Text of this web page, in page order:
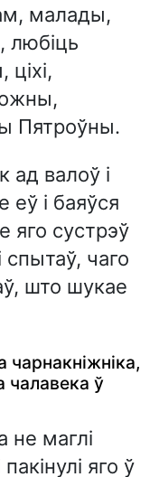
малады,
любіць
Пятроўны.
ад валоў і
еў і баяўся
яго сустрэў
спытаў, чаго
што шукае
чарнакніжніка,
чалавека ў
не маглі
яго ў